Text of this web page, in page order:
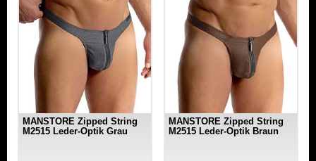
MANSTORE Zipped String
M2515 Leder-Optik Grau
MANSTORE Zipped String
M2515 Leder-Optik Braun